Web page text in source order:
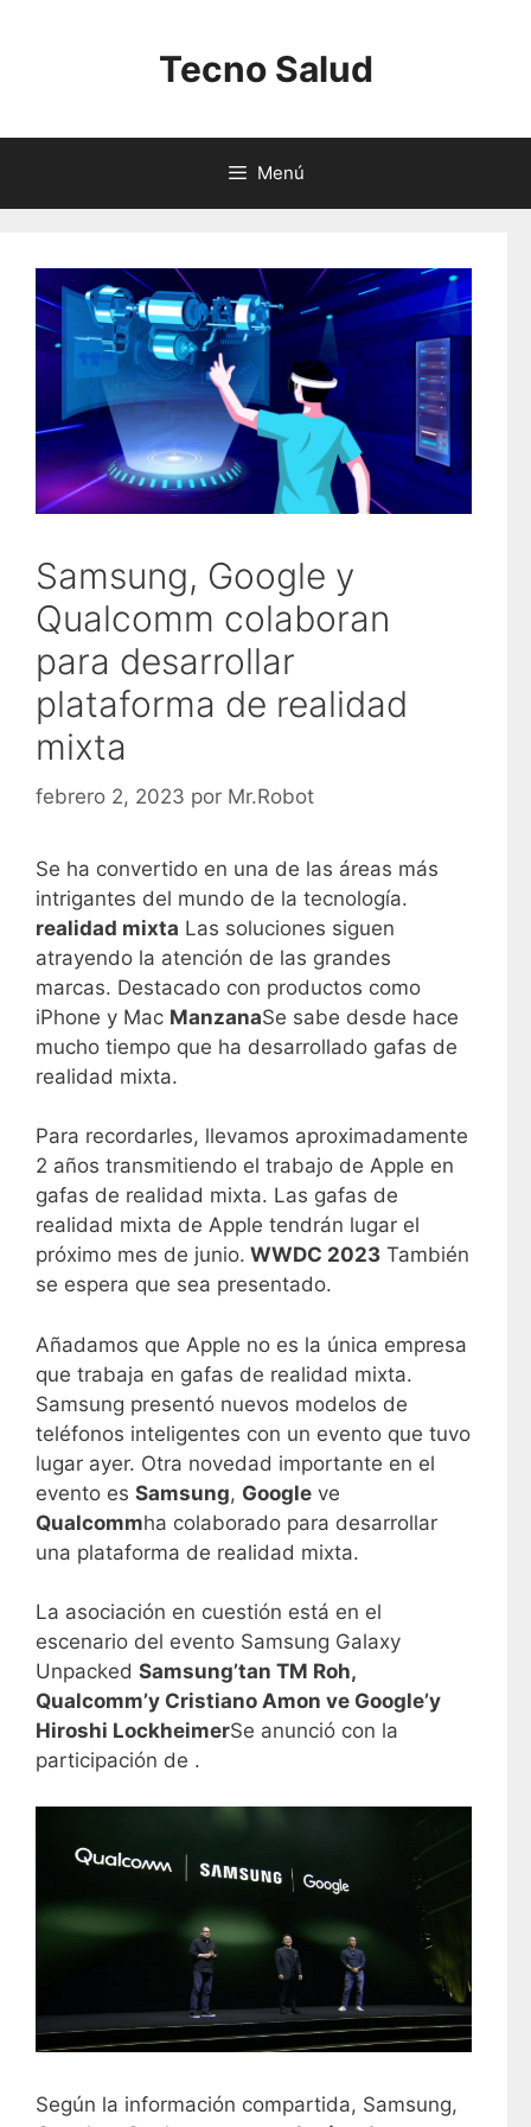
Tecno Salud
Menú
Samsung, Google y
Qualcomm colaboran
para desarrollar
plataforma de realidad
mixta
febrero 2, 2023 por Mr.Robot
Se ha convertido en una de las áreas más
intrigantes del mundo de la tecnología.
realidad mixta Las soluciones siguen
atrayendo la atención de las grandes
marcas. Destacado con productos como
iPhone y Mac ManzanaSe sabe desde hace
mucho tiempo que ha desarrollado gafas de
realidad mixta.
Para recordarles, llevamos aproximadamente
2 años transmitiendo el trabajo de Apple en
gafas de realidad mixta. Las gafas de
realidad mixta de Apple tendrán lugar el
próximo mes de junio. WWDC 2023 También
se espera que sea presentado.
Añadamos que Apple no es la única empresa
que trabaja en gafas de realidad mixta.
Samsung presentó nuevos modelos de
teléfonos inteligentes con un evento que tuvo
lugar ayer. Otra novedad importante en el
evento es Samsung, Google ve
Qualcommha colaborado para desarrollar
una plataforma de realidad mixta.
La asociación en cuestión está en el
escenario del evento Samsung Galaxy
Unpacked Samsung’tan TM Roh,
Qualcomm’y Cristiano Amon ve Google’y
Hiroshi LockheimerSe anunció con la
participación de .
Según la información compartida, Samsung,